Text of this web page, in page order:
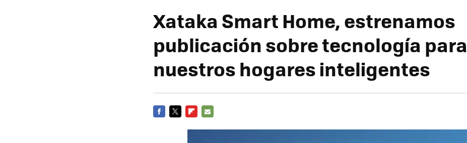
Xataka Smart Home, estrenamos
publicación sobre tecnología para
nuestros hogares inteligentes